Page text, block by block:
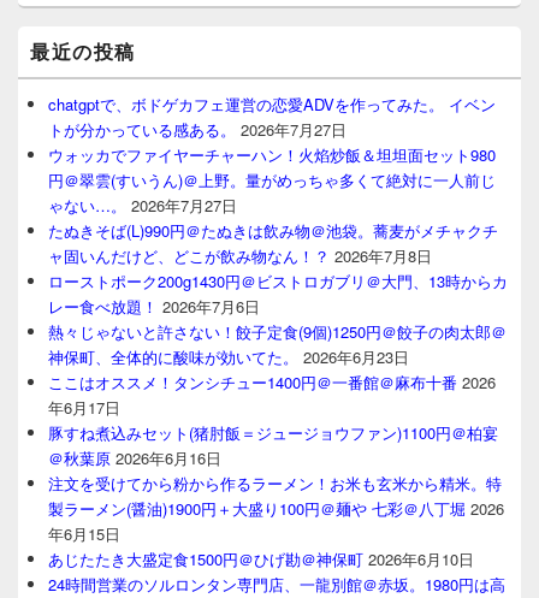
最近の投稿
chatgptで、ボドゲカフェ運営の恋愛ADVを作ってみた。 イベン
トが分かっている感ある。
2026年7月27日
ウォッカでファイヤーチャーハン！火焰炒飯＆坦坦面セット980
円＠翠雲(すいうん)＠上野。量がめっちゃ多くて絶対に一人前じ
ゃない…。
2026年7月27日
たぬきそば(L)990円＠たぬきは飲み物＠池袋。蕎麦がメチャクチ
ャ固いんだけど、どこが飲み物なん！？ 2026年7月8日
ローストポーク200g1430円＠ビストロガブリ＠大門、13時からカ
レー食べ放題！ 2026年7月6日
熱々じゃないと許さない！餃子定食(9個)1250円＠餃子の肉太郎＠
神保町、全体的に酸味が効いてた。
2026年6月23日
ここはオススメ！タンシチュー1400円＠一番館＠麻布十番 2026
年6月17日
豚すね煮込みセット(猪肘飯＝ジュージョウファン)1100円＠柏宴
＠秋葉原 2026年6月16日
注文を受けてから粉から作るラーメン！お米も玄米から精米。特
製ラーメン(醤油)1900円＋大盛り100円＠麺や 七彩＠八丁堀 2026
年6月15日
あじたたき大盛定食1500円＠ひげ勘＠神保町 2026年6月10日
24時間営業のソルロンタン専門店、一龍別館＠赤坂。1980円は高